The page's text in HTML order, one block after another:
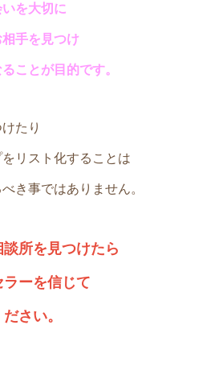
を大切に
手を見つけ
ことが目的です。
たり
リスト化することは
き事ではありません。
所を見つけたら
ーを信じて
さい。